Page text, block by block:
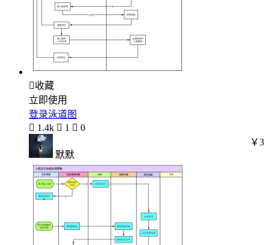
收藏
立即使用
登录泳道图
 1.4k  1  0
默默
￥3